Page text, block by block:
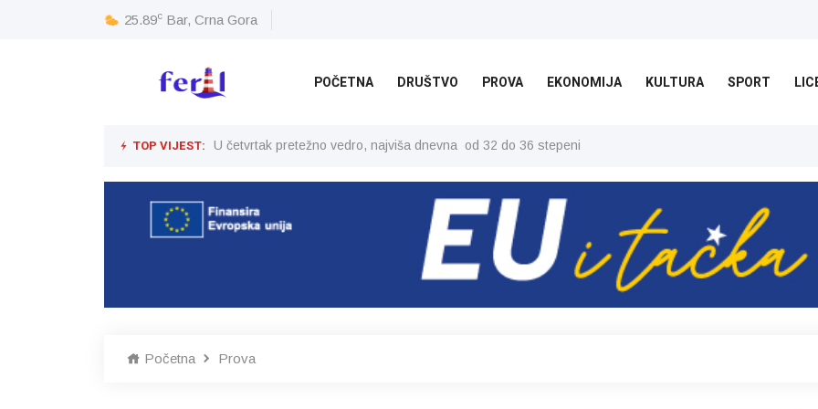
25.89c Bar, Crna Gora
POČETNA DRUŠTVO PROVA EKONOMIJA KULTURA SPORT
TOP VIJEST: U četvrtak pretežno vedro, najviša dnevna od 32 do 36 stepeni
Početna Prova